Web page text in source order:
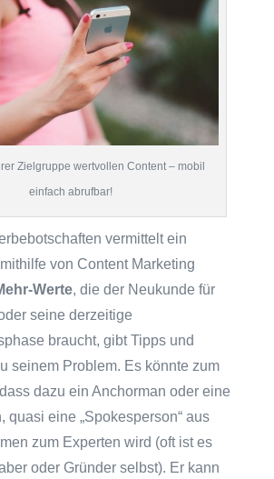
Zielgruppe wertvollen Content – mobil
einfach abrufbar!
vermittelt ein
von Content Marketing
Werte, die der Neukunde für
seine derzeitige
braucht, gibt Tipps und
seinem Problem. Es könnte zum
dazu ein Anchorman oder eine
quasi eine „Spokesperson“ aus
zum Experten wird (oft ist es
oder Gründer selbst). Er kann